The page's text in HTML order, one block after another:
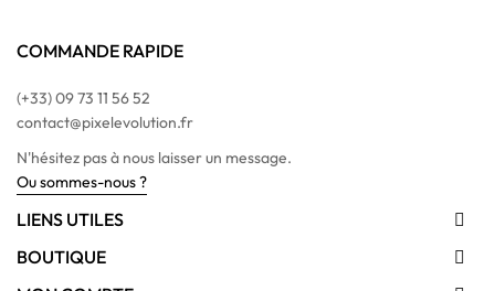
COMMANDE RAPIDE
(+33) 09 73 11 56 52
contact@pixelevolution.fr
N'hésitez pas à nous laisser un message.
Ou sommes-nous ?
LIENS UTILES 
BOUTIQUE 